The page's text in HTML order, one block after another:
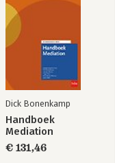
Dick Bonenkamp
Handboek
Mediation
€ 131,46